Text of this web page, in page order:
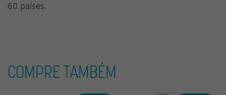
60 países.
COMPRE TAMBÉM